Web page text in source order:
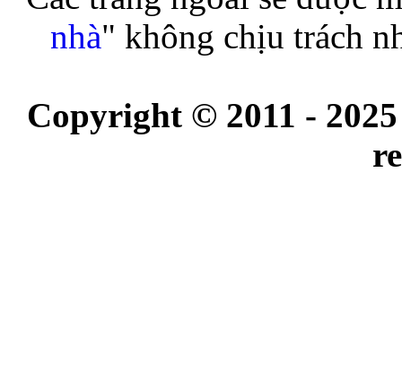
nhà" không chịu trách
Copyright © 2011 - 2025